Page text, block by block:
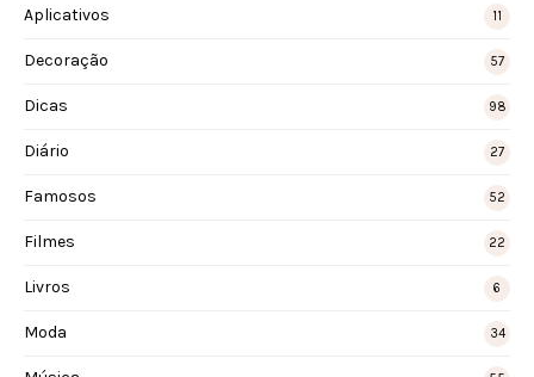
Aplicativos 11
Decoração 57
Dicas 98
Diário 27
Famosos 52
Filmes 22
Livros 6
Moda 34